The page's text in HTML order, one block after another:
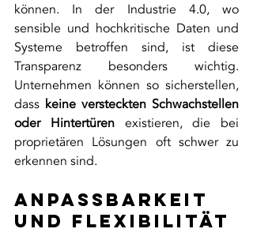
können. In der Industrie 4.0, wo
sensible und hochkritische Daten und
Systeme betroffen sind, ist diese
Transparenz besonders wichtig.
Unternehmen können so sicherstellen,
dass keine versteckten Schwachstellen
oder Hintertüren existieren, die bei
proprietären Lösungen oft schwer zu
erkennen sind.
Anpassbarkeit
und Flexibilität